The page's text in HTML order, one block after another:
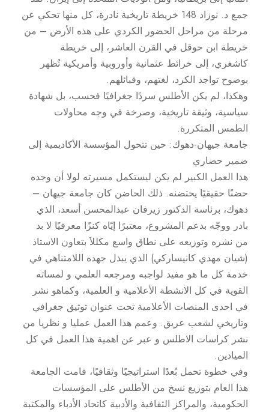
جمع د. نوزاد 148 خريطة تاريخية نادرة، كل منها تحكي عن
مرحلة من مراحل الحضور الكردي على هذه الأرض – من
خريطة ابن حوقل في القرن العاشر، إلى خريطة
كاشغري، إلى خرائط عثمانية وأوروبية وأمريكية تُظهر
بوضوح تواجد الكرد، لغتهم، وقبائلهم.
وهكذا، لم يكن الأطلس سردًا جغرافيًا فحسب، بل شهادة
سياسية، وثيقة تاريخية، وصرخة في وجه محاولات
الطمس المتكررة.
جامعة جيهان-دهوك: حين تتحول المؤسسة الأكاديمية إلى
ضمير حضاري
هذا العمل الكبير لم يكن ليستكمل مسيرته لولا أن وجده
حضنًا حقيقيًا يحتضنه. ذلك الحاضن كان جامعة جيهان –
دهوك، برئاسة الدكتور زيرفان عبدالمحسن أسعد، الذي
بادر ووجّه بدعم المشروع، معتبرًا إيّاه كنزًا معرفيًا لا بد
من نشره وتوزيعه على نطاق واسع مكللاَ بتعاون الاستاذ
(شيان مهدي كانيساركي) الذي يبذل جهده اللامتناهي في
خدمة كل ما هو مفيد لواجبه ومرجعه العلمي و لمساته
القوية في كل الانشطة الأعلامية و العلمية، وكماهو نشر
في احدى المنصات الأعلامية تحت عنوان توثيق جغرافي
وتاريخي لشعب عريق. وعمم هذا العمل عمليا و نظريا من
نشر كراسات الاطلس و عبر عن اهمية هذا العمل في كل
الميادين.
وفي خطوة تحمل بُعدًا استراتيجيًا وثقافيًا، قامت الجامعة
هذا العام بتوزيع نسخ من الأطلس على المؤسسات
الحكومية، والمراكز الثقافية والأدبية كاتحاد الأدباء والمكتبة